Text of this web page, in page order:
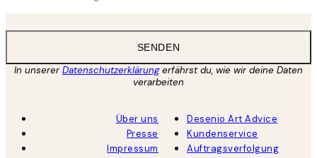
SENDEN
In unsererDatenschutzerklärungerfährst du, wie wir deine Daten
verarbeiten
Über uns
Presse
Impressum
Desenio Art Advice
Kundenservice
Auftragsverfolgung